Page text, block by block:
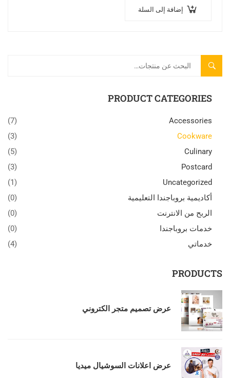
إضافة إلى السلة
بحث
PRODUCT CATEGORIES
Accessories
(7)
Cookware
(3)
Culinary
(5)
Postcard
(3)
Uncategorized
(1)
أكاديمية بروباجندا التعليمية
(0)
الربح من الانترنت
(0)
خدمات بروباجندا
(0)
خدماتي
(4)
PRODUCTS
عرض تصميم متجر الكتروني
عرض اعلانات السوشيال ميديا